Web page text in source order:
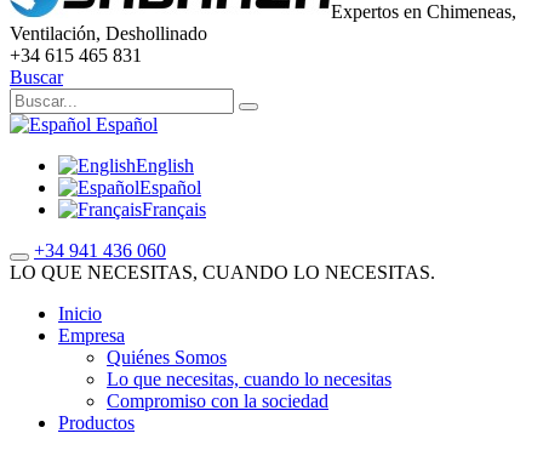
Expertos en Chimeneas,
Ventilación, Deshollinado
+34 615 465 831
Buscar
Español
English
Español
Français
+34 941 436 060
LO QUE NECESITAS, CUANDO LO NECESITAS.
Inicio
Empresa
Quiénes Somos
Lo que necesitas, cuando lo necesitas
Compromiso con la sociedad
Productos